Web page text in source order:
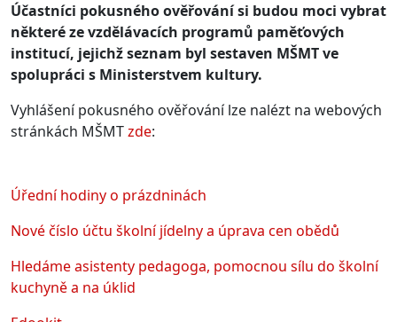
Účastníci pokusného ověřování si budou moci vybrat
některé ze vzdělávacích programů paměťových
institucí, jejichž seznam byl sestaven MŠMT ve
spolupráci s Ministerstvem kultury.
Vyhlášení pokusného ověřování lze nalézt na webových
stránkách MŠMTzde:
Úřední hodiny o prázdninách
Nové číslo účtu školní jídelny a úprava cen obědů
Hledáme asistenty pedagoga, pomocnou sílu do školní
kuchyně a na úklid